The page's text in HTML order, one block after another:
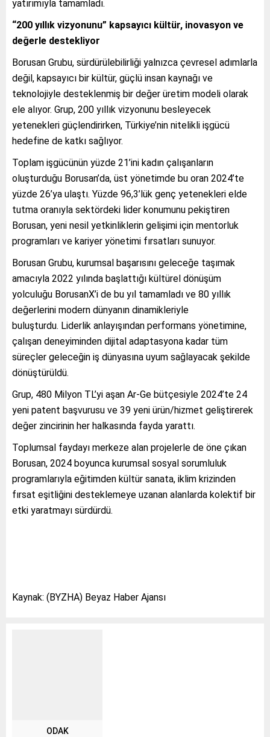
yatırımıyla tamamladı.
“200 yıllık vizyonunu” kapsayıcı kültür, inovasyon ve
değerle destekliyor
Borusan Grubu, sürdürülebilirliği yalnızca çevresel adımlarla
değil, kapsayıcı bir kültür, güçlü insan kaynağı ve
teknolojiyle desteklenmiş bir değer üretim modeli olarak
ele alıyor. Grup, 200 yıllık vizyonunu besleyecek
yetenekleri güçlendirirken, Türkiye’nin nitelikli işgücü
hedefine de katkı sağlıyor.
Toplam işgücünün yüzde 21’ini kadın çalışanların
oluşturduğu Borusan’da, üst yönetimde bu oran 2024’te
yüzde 26’ya ulaştı. Yüzde 96,3’lük genç yetenekleri elde
tutma oranıyla sektördeki lider konumunu pekiştiren
Borusan, yeni nesil yetkinliklerin gelişimi için mentorluk
programları ve kariyer yönetimi fırsatları sunuyor.
Borusan Grubu, kurumsal başarısını geleceğe taşımak
amacıyla 2022 yılında başlattığı kültürel dönüşüm
yolculuğu BorusanX’i de bu yıl tamamladı ve 80 yıllık
değerlerini modern dünyanın dinamikleriyle
buluşturdu. Liderlik anlayışından performans yönetimine,
çalışan deneyiminden dijital adaptasyona kadar tüm
süreçler geleceğin iş dünyasına uyum sağlayacak şekilde
dönüştürüldü.
Grup, 480 Milyon TL’yi aşan Ar-Ge bütçesiyle 2024’te 24
yeni patent başvurusu ve 39 yeni ürün/hizmet geliştirerek
değer zincirinin her halkasında fayda yarattı.
Toplumsal faydayı merkeze alan projelerle de öne çıkan
Borusan, 2024 boyunca kurumsal sosyal sorumluluk
programlarıyla eğitimden kültür sanata, iklim krizinden
fırsat eşitliğini desteklemeye uzanan alanlarda kolektif bir
etki yaratmayı sürdürdü.
Kaynak: (BYZHA) Beyaz Haber Ajansı
ODAK